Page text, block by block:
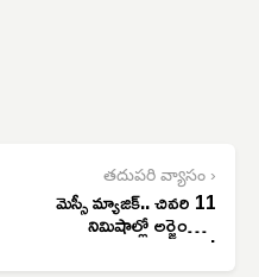
తదుపరి వ్యాసం ›
మెస్సీ మ్యాజిక్.. చివరి 11
నిమిషాల్లో అర్జెంటీనా
అద్భుతం!